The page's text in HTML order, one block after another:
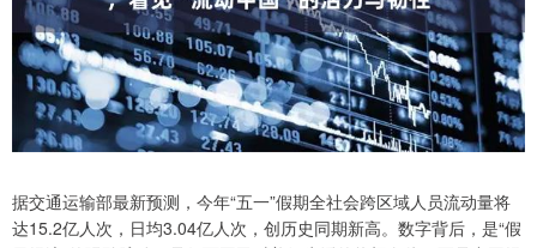
据交通运输部最新预测，今年“五一”假期全社会跨区域人员流动量将
达15.2亿人次，日均3.04亿人次，创历史同期新高。数字背后，是“假